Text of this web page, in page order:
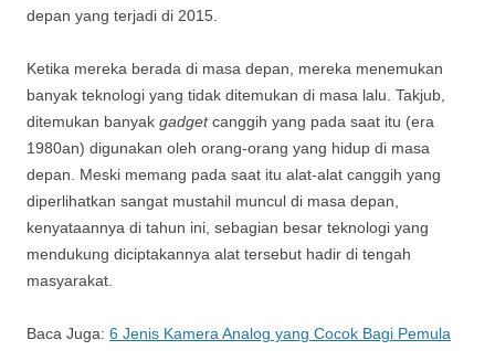
depan yang terjadi di 2015.
Ketika mereka berada di masa depan, mereka menemukan
banyak teknologi yang tidak ditemukan di masa lalu. Takjub,
ditemukan banyak gadgetcanggih yang pada saat itu (era
1980an) digunakan oleh orang-orang yang hidup di masa
depan. Meski memang pada saat itu alat-alat canggih yang
diperlihatkan sangat mustahil muncul di masa depan,
kenyataannya di tahun ini, sebagian besar teknologi yang
mendukung diciptakannya alat tersebut hadir di tengah
masyarakat.
Baca Juga: 6 Jenis Kamera Analog yang Cocok Bagi Pemula